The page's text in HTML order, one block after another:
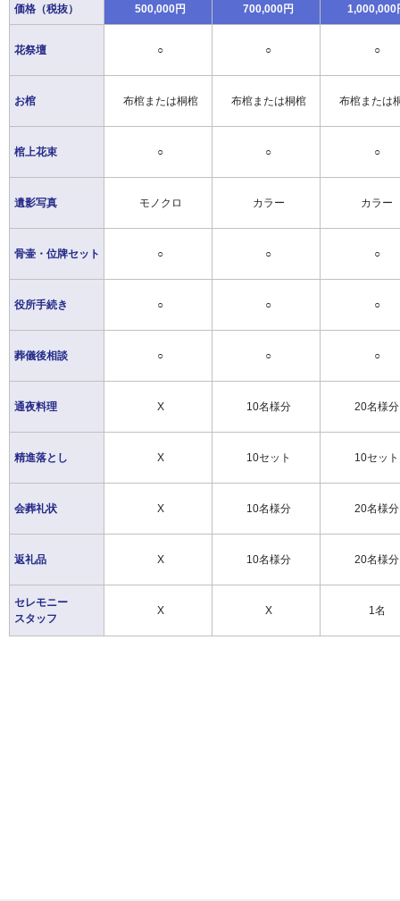
価格（税抜） 500,000円 700,000円 1,000,000
花祭壇 ○ ○ ○
お棺 布棺または桐棺 布棺または桐棺 布棺または
棺上花束 ○ ○ ○
遺影写真 モノクロ カラー カラー
骨壷・位牌セット ○ ○ ○
役所手続き ○ ○ ○
葬儀後相談 ○ ○ ○
通夜料理 X 10名様分 20名様分
精進落とし X 10セット 10セット
会葬礼状 X 10名様分 20名様分
返礼品 X 10名様分 20名様分
セレモニー
スタッフ
X X 1名